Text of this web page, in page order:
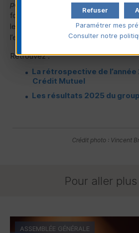
peu de l’art de la mosaïque ». Une
force du Groupe : chaque pièce est
leur assemblage qui fait la richesse et
l’ensemble.
Retrouvez :
La rétrospective de
Crédit Mutuel
Les résultats 2025 du
Crédit photo : Vincent
Pour aller
ASSEMBLÉE GÉNÉRALE
Refuser
Paramétrer mes
Consulter notre